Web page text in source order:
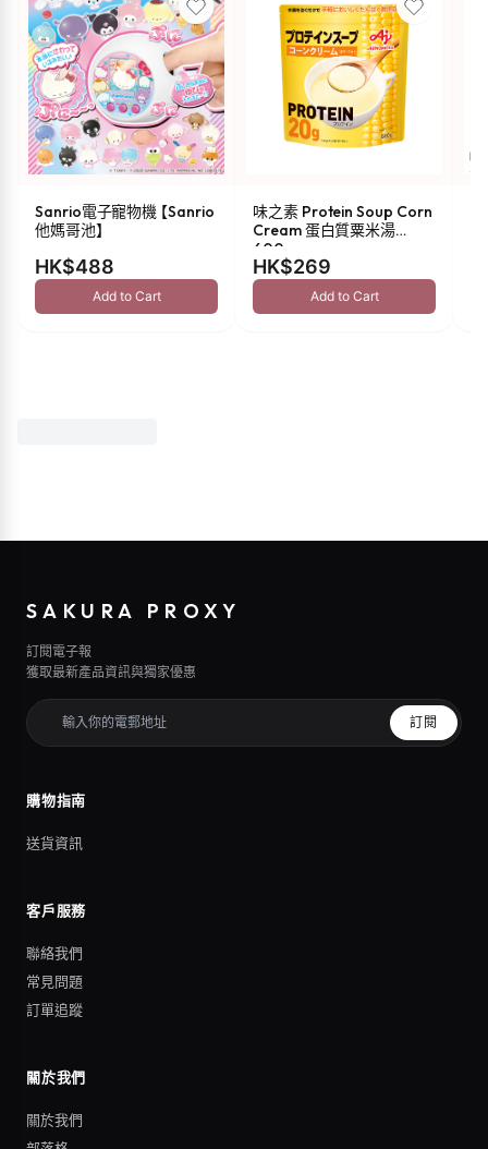
Sanrio電子寵物機 【Sanrio
他媽哥池】
HK$488
Add to Cart
味之素 Protein Soup Corn
Cream 蛋白質粟米湯
600g
HK$269
Add to Cart
SAKURA PROXY
訂閱電子報
獲取最新產品資訊與獨家優惠
訂閱
購物指南
送貨資訊
客戶服務
聯絡我們
常見問題
訂單追蹤
關於我們
關於我們